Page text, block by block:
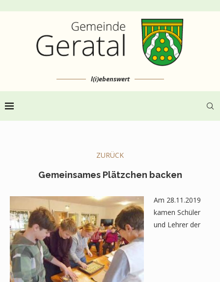
l(i)ebenswert
ZURÜCK
Gemeinsames Plätzchen backen
Am 28.11.2019
kamen Schüler
und Lehrer der